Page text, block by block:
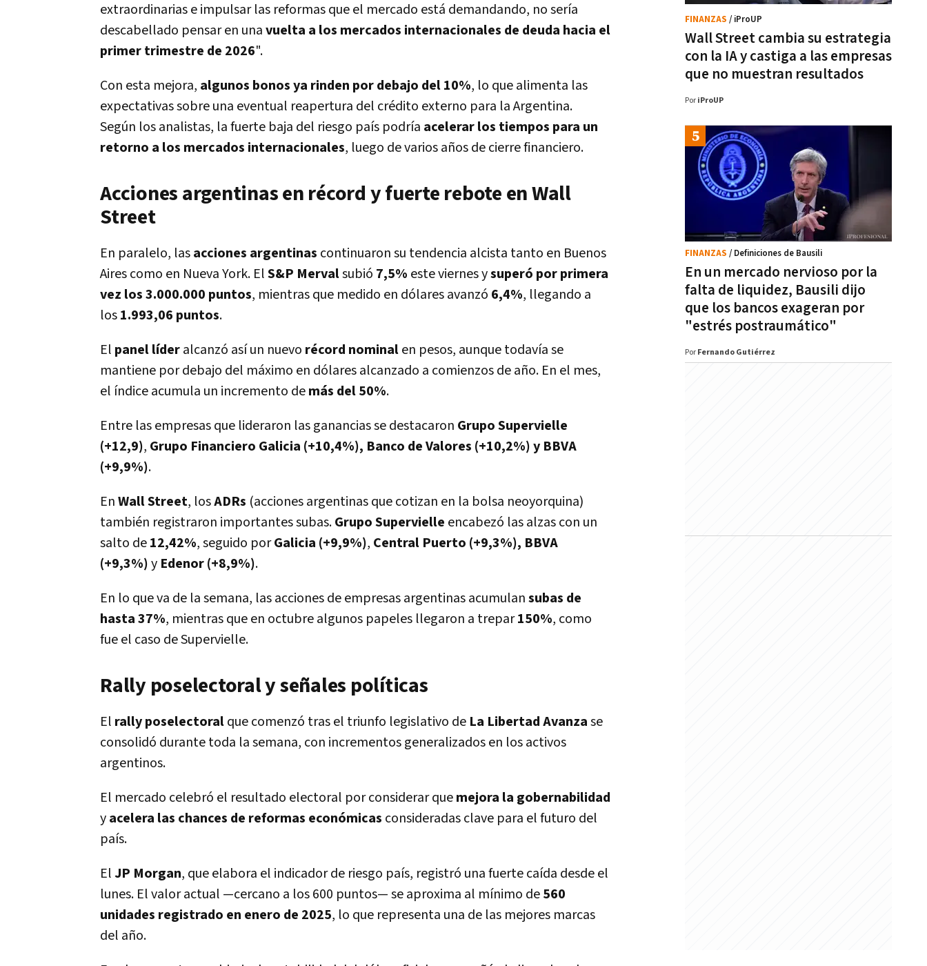
extraordinarias e impulsar las reformas que el mercado está demandando, no sería
descabellado pensar en unavuelta a los mercados internacionales de deuda hacia el
primer trimestre de 2026".
Con esta mejora, algunos bonos ya rinden por debajo del 10%, lo que alimenta las
expectativas sobre una eventual reapertura del crédito externo para la Argentina.
Según los analistas, la fuerte baja del riesgo país podría acelerar los tiempos para un
retorno a los mercados internacionales, luego de varios años de cierre financiero.
Acciones argentinas en récord y fuerte rebote en Wall
Street
En paralelo, lasacciones argentinas continuaron su tendencia alcista tanto en Buenos
Aires como en Nueva York. ElS&P Mervalsubió 7,5% este viernes ysuperó por primera
vez los 3.000.000 puntos, mientras que medido en dólares avanzó 6,4%, llegando a
los1.993,06 puntos.
El panel líderalcanzó así un nuevo récord nominalen pesos, aunque todavía se
mantiene por debajo del máximo en dólares alcanzado a comienzos de año. En el mes,
el índice acumula un incremento demás del 50%.
Entre las empresas que lideraron las ganancias se destacaron Grupo Supervielle
(+12,9), Grupo Financiero Galicia (+10,4%), Banco de Valores (+10,2%) y BBVA
(+9,9%).
EnWall Street, losADRs (acciones argentinas que cotizan en la bolsa neoyorquina)
también registraron importantes subas.Grupo Supervielle encabezó las alzas con un
salto de12,42%, seguido porGalicia (+9,9%), Central Puerto (+9,3%), BBVA
(+9,3%)y Edenor (+8,9%).
En lo que va de la semana, las acciones de empresas argentinas acumulansubas de
hasta 37%, mientras que en octubre algunos papeles llegaron a trepar150%, como
fue el caso de Supervielle.
Rally poselectoral y señales políticas
El rally poselectoralque comenzó tras el triunfo legislativo de La Libertad Avanzase
consolidó durante toda la semana, con incrementos generalizados en los activos
argentinos.
El mercado celebró el resultado electoral por considerar quemejora la gobernabilidad
yacelera las chances de reformas económicas consideradas clave para el futuro del
país.
ElJP Morgan, que elabora el indicador de riesgo país, registró una fuerte caída desde el
lunes. El valor actual —cercano a los 600 puntos— se aproxima al mínimo de560
unidades registrado en enero de 2025, lo que representa una de las mejores marcas
del año.
Wall Street cambia su estrategia
con la IA y castiga a las empresas
que no muestran resultados
FINANZAS / iProUP
Por iProUP
En un mercado nervioso por la
falta de liquidez, Bausili dijo
que los bancos exageran por
"estrés postraumático"
FINANZAS / Definiciones de Bausili
Por Fernando Gutiérrez